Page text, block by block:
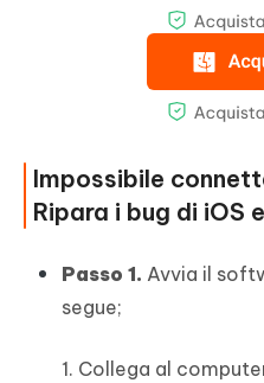
Impossibile
Ripara i bug di iOS
Passo 1. Avvia il
segue;
1. Collega al